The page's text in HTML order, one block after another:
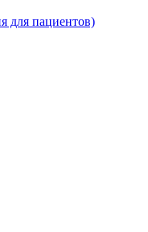
для пациентов)